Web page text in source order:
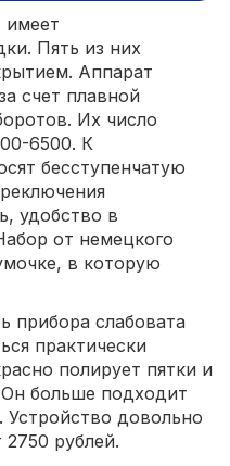
Пять из них
Аппарат
счет плавной
Их число
6500. К
бесступенчатую
удобство в
от немецкого
в которую
прибора слабовата
практически
полирует пятки и
Он больше подходит
довольно
2750 рублей.